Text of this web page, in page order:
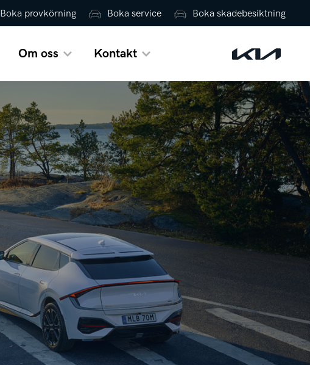
Boka provkörning Boka service Boka skadebesiktning
Om oss Kontakt